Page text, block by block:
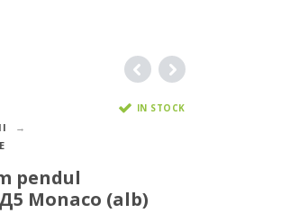
IN STOCK
pendul
Monaco (alb)